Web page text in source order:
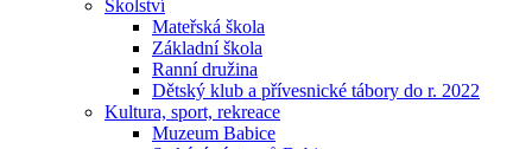
Školství
Mateřská škola
Základní škola
Ranní družina
Dětský klub a přívesnické tábory do r. 2022
Kultura, sport, rekreace
Muzeum Babice